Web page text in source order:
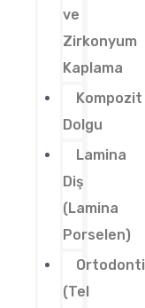
ve
Zirkonyum
Kaplama
Kompozit
Dolgu
Lamina
Diş
(Lamina
Porselen)
Ortodonti
(Tel